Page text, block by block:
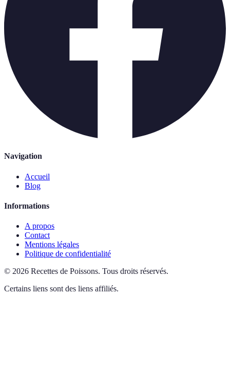
Navigation
Accueil
Blog
Informations
A propos
Contact
Mentions légales
Politique de confidentialité
© 2026 Recettes de Poissons. Tous droits réservés.
Certains liens sont des liens affiliés.